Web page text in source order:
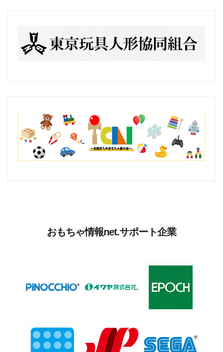
おもちゃ情報net.サポート企業